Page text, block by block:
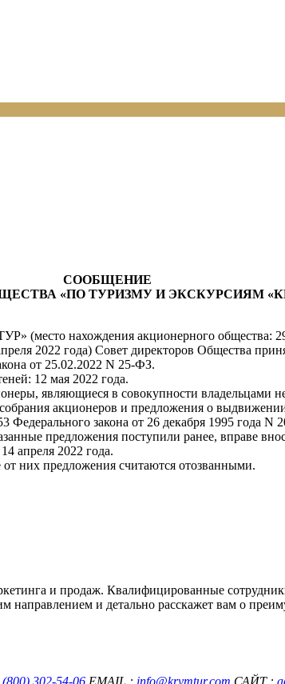
СООБЩЕНИЕ
«ПО ТУРИЗМУ И ЭКСКУРСИЯМ
акционерного общества:
2022 года) Совет директоров Общества
от 25.02.2022 N 25-ФЗ.
12 мая 2022 года.
являющиеся в совокупности
акционеров и предложения о
Федерального закона от 26 декабря 1995 года
предложения поступили ранее, вправе
апреля 2022 года.
них предложения считаются отозванными.
и продаж. Квалифицированные
и детально расскажет вам о
(800) 302-54-06 EMAIL : info@krymtur.com САЙТ :